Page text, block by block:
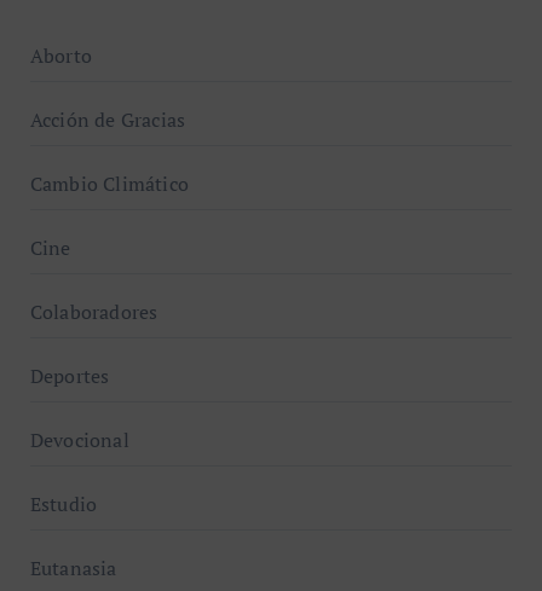
Aborto
Acción de Gracias
Cambio Climático
Cine
Colaboradores
Deportes
Devocional
Estudio
Eutanasia